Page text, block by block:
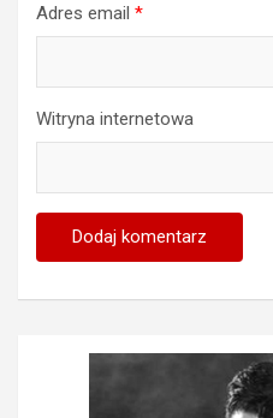
Adres email *
Witryna internetowa